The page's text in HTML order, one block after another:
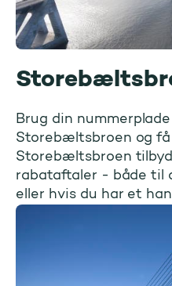
Brug din
Storebæltsbroen og få
Storebæltsbroen
rabataftaler - både til
eller hvis du har et